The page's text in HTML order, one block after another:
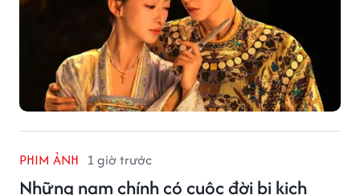
PHIM ẢNH 1 giờ trước
Những nam chính có cuộc đời bi kịch